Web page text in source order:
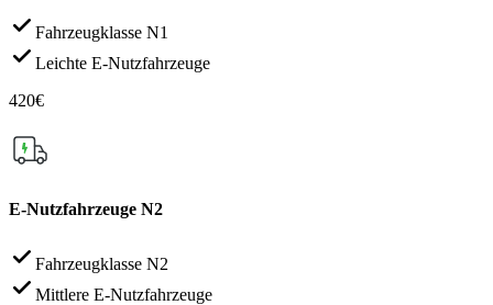
Fahrzeugklasse N1
Leichte E-Nutzfahrzeuge
420€
E-Nutzfahrzeuge N2
Fahrzeugklasse N2
Mittlere E-Nutzfahrzeuge